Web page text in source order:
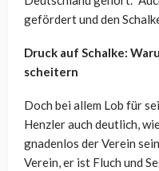
gefördert und den
Druck auf Schalke:
scheitern
Doch bei allem Lob für
Henzler auch deutlich,
gnadenlos der Verein
Verein, er ist Fluch und